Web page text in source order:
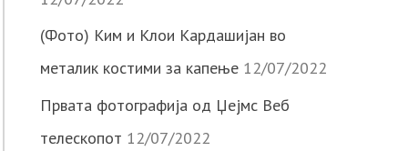
(Фото) Ким и Клои Кардашијан во
металик костими за капење 12/07/2022
Првата фотографија од Џејмс Веб
телескопот 12/07/2022